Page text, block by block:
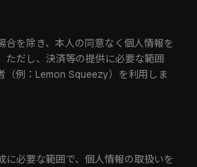
合を除き、本人の同意なく個人情報を
ただし、決済等の提供に必要な範囲
（例：Lemon Squeezy）を利用しま
に必要な範囲で、個人情報の取扱いを